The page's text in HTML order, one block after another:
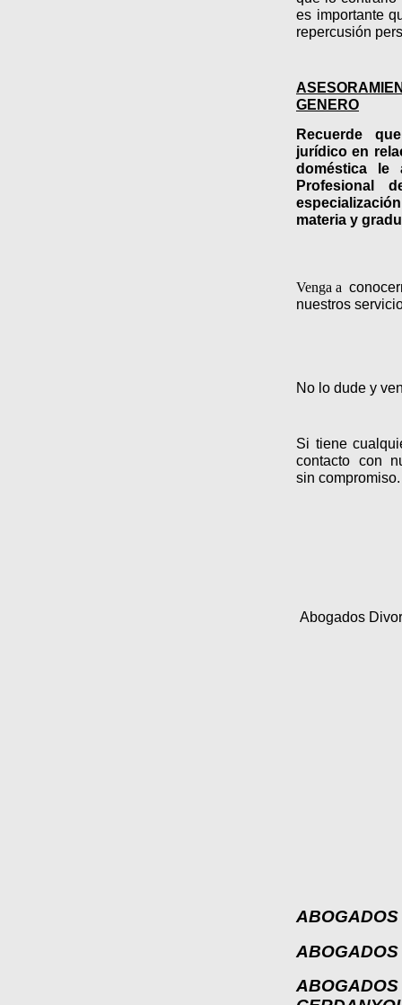
es importante
repercusión
GENERO
Recuerde
jurídico en
doméstica le
Profesional
materia y
Venga a
nuestros
No lo dude y
Si tiene
contacto con
sin compromiso.
Abogados
ABO
ABOGADOS